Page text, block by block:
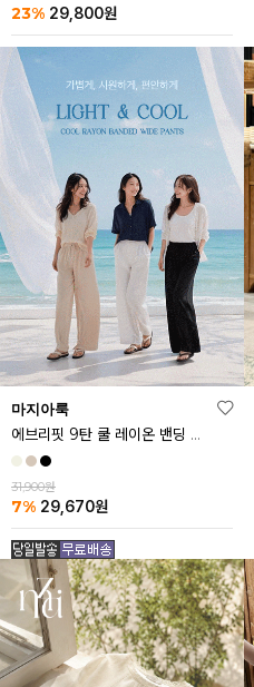
23% 29,800원
마지아룩
에브리핏 9탄 쿨 레이온 밴딩 와이드 팬츠
31,900원
7% 29,670원